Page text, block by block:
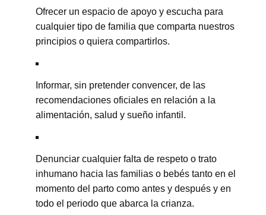
Ofrecer un espacio de apoyo y escucha para
cualquier tipo de familia que comparta nuestros
principios o quiera compartirlos.
Informar, sin pretender convencer, de las
recomendaciones oficiales en relación a la
alimentación, salud y sueño infantil.
Denunciar cualquier falta de respeto o trato
inhumano hacia las familias o bebés tanto en el
momento del parto como antes y después y en
todo el periodo que abarca la crianza.